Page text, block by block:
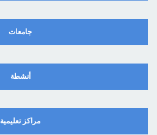
جامعات
أنشطة
مراكز تعليمية